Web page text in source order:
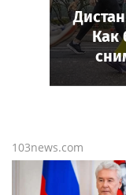
103news.com
Как